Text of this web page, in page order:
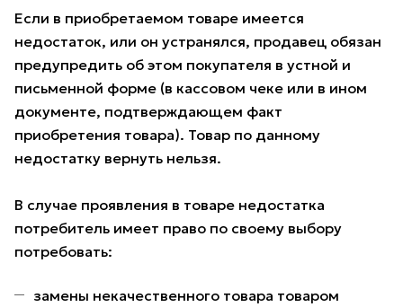
Если в приобретаемом товаре имеется
недостаток, или он устранялся, продавец обязан
предупредить об этом покупателя в устной и
письменной форме (в кассовом чеке или в ином
документе, подтверждающем факт
приобретения товара). Товар по данному
недостатку вернуть нельзя.
В случае проявления в товаре недостатка
потребитель имеет право по своему выбору
потребовать:
замены некачественного товара товаром